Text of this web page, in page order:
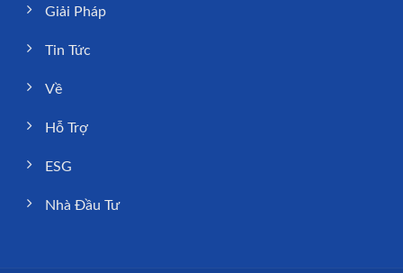
Giải Pháp
Tin Tức
Về
Hỗ Trợ
ESG
Nhà Đầu Tư